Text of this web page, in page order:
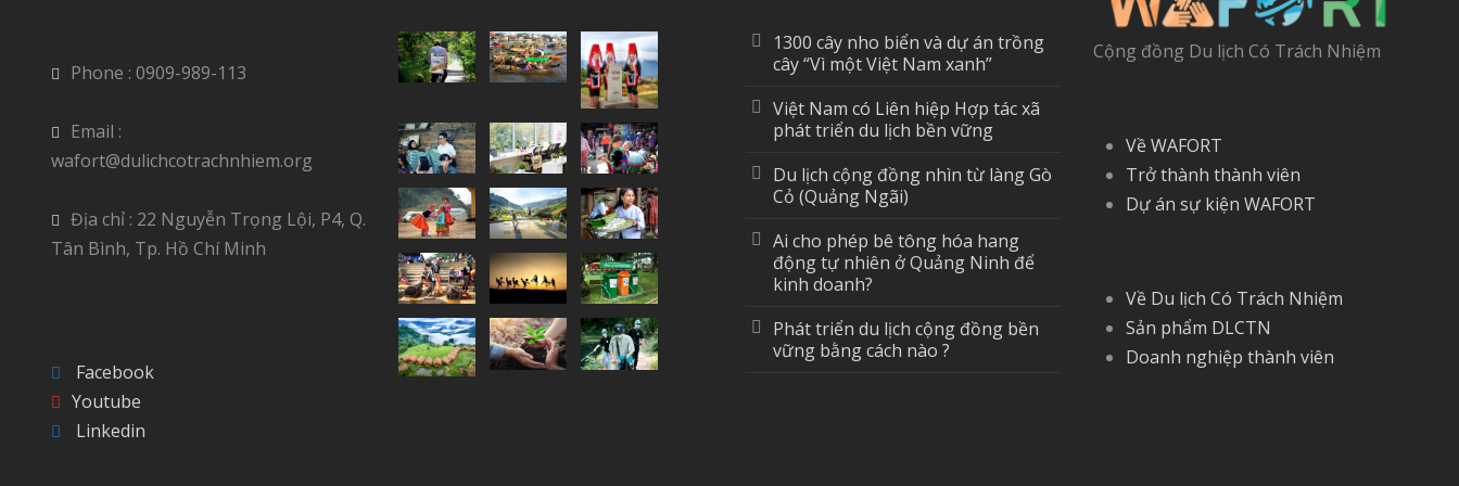
Phone : 0909-989-113
Email :
wafort@dulichcotrachnhiem.org
Địa chỉ : 22 Nguyễn Trọng Lội, P4, Q.
Tân Bình, Tp. Hồ Chí Minh
Facebook
Youtube
Linkedin
1300 cây nho biển và dự án trồng
cây “Vì một Việt Nam xanh”
Việt Nam có Liên hiệp Hợp tác xã
phát triển du lịch bền vững
Du lịch cộng đồng nhìn từ làng Gò
Cỏ (Quảng Ngãi)
Ai cho phép bê tông hóa hang
động tự nhiên ở Quảng Ninh để
kinh doanh?
Phát triển du lịch cộng đồng bền
vững bằng cách nào ?
Cộng đồng Du lịch Có Trách Nhiệm
Về WAFORT
Trở thành thành viên
Dự án sự kiện WAFORT
Về Du lịch Có Trách Nhiệm
Sản phẩm DLCTN
Doanh nghiệp thành viên